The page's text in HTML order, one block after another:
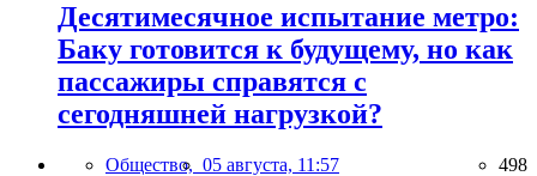
Десятимесячное испытание метро:
Баку готовится к будущему, но как
пассажиры справятся с
сегодняшней нагрузкой?
Общество, 05 августа, 11:57 498